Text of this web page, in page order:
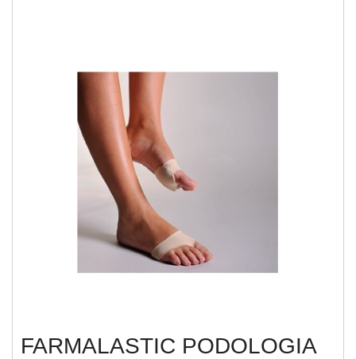
FARMALASTIC PODOLOGIA